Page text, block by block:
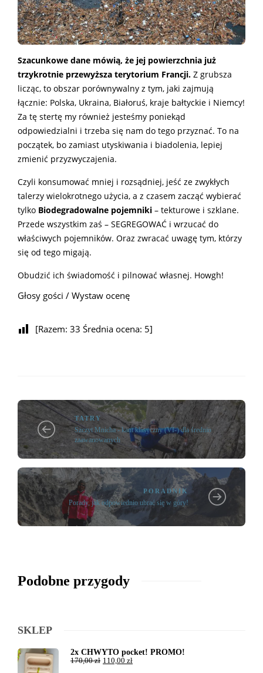
Szacunkowe dane mówią, że jej powierzchnia już
trzykrotnie przewyższa terytorium Francji. Z grubsza
licząc, to obszar porównywalny z tym, jaki zajmują
łącznie: Polska, Ukraina, Białoruś, kraje bałtyckie i Niemcy!
Za tę stertę my również jesteśmy poniekąd
odpowiedzialni i trzeba się nam do tego przyznać. To na
początek, bo zamiast utyskiwania i biadolenia, lepiej
zmienić przyzwyczajenia.
Czyli konsumować mniej i rozsądniej, jeść ze zwykłych
talerzy wielokrotnego użycia, a z czasem zacząć wybierać
tylko Biodegradowalne pojemniki – tekturowe i szklane.
Przede wszystkim zaś – SEGREGOWAĆ i wrzucać do
właściwych pojemników. Oraz zwracać uwagę tym, którzy
się od tego migają.
Obudzić ich świadomość i pilnować własnej. Howgh!
Głosy gości / Wystaw ocenę
[Razem: 33 Średnia ocena: 5]
TATRY
Szczyt Mnicha - kant klasyczny (VI-) dla średnio
zaawanowanych
PORADNIK
Porady, jak odpowiednio ubrać się w góry!
Podobne przygody
SKLEP
2x CHWYTO pocket! PROMO!
170,00zł 110,00 zł